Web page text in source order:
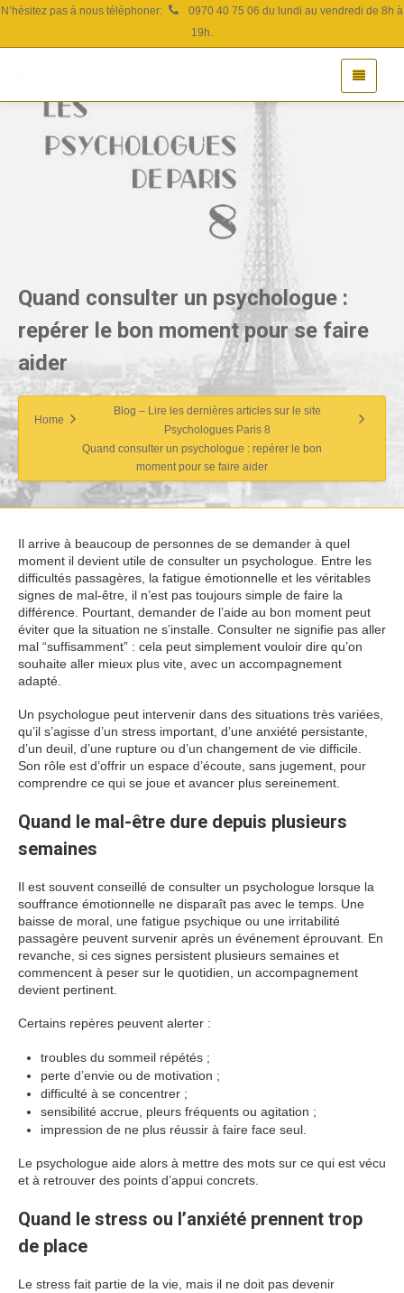
N’hésitez pas à nous téléphoner:
0970 40 75 06 du lundi au vendredi de 8h à
19h.
Quand consulter un psychologue :
repérer le bon moment pour se faire
aider
Home
Blog – Lire les dernières articles sur le site
Psychologues Paris 8
Quand consulter un psychologue : repérer le bon
moment pour se faire aider
Il arrive à beaucoup de personnes de se demander à quel
moment il devient utile de consulter un psychologue. Entre les
difficultés passagères, la fatigue émotionnelle et les véritables
signes de mal-être, il n’est pas toujours simple de faire la
différence. Pourtant, demander de l’aide au bon moment peut
éviter que la situation ne s’installe. Consulter ne signifie pas aller
mal “suffisamment” : cela peut simplement vouloir dire qu’on
souhaite aller mieux plus vite, avec un accompagnement
adapté.
Un psychologue peut intervenir dans des situations très variées,
qu’il s’agisse d’un stress important, d’une anxiété persistante,
d’un deuil, d’une rupture ou d’un changement de vie difficile.
Son rôle est d’offrir un espace d’écoute, sans jugement, pour
comprendre ce qui se joue et avancer plus sereinement.
Quand le mal-être dure depuis plusieurs
semaines
Il est souvent conseillé de consulter un psychologue lorsque la
souffrance émotionnelle ne disparaît pas avec le temps. Une
baisse de moral, une fatigue psychique ou une irritabilité
passagère peuvent survenir après un événement éprouvant. En
revanche, si ces signes persistent plusieurs semaines et
commencent à peser sur le quotidien, un accompagnement
devient pertinent.
Certains repères peuvent alerter :
troubles du sommeil répétés ;
perte d’envie ou de motivation ;
difficulté à se concentrer ;
sensibilité accrue, pleurs fréquents ou agitation ;
impression de ne plus réussir à faire face seul.
Le psychologue aide alors à mettre des mots sur ce qui est vécu
et à retrouver des points d’appui concrets.
Quand le stress ou l’anxiété prennent trop
de place
Le stress fait partie de la vie, mais il ne doit pas devenir